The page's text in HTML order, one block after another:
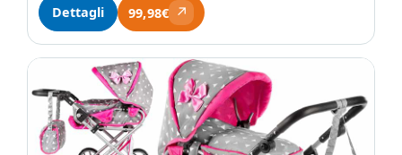
Dettagli 99,98€ ↗